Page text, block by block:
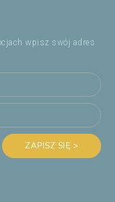
wpisz swój adres
ZAPISZ SIĘ >